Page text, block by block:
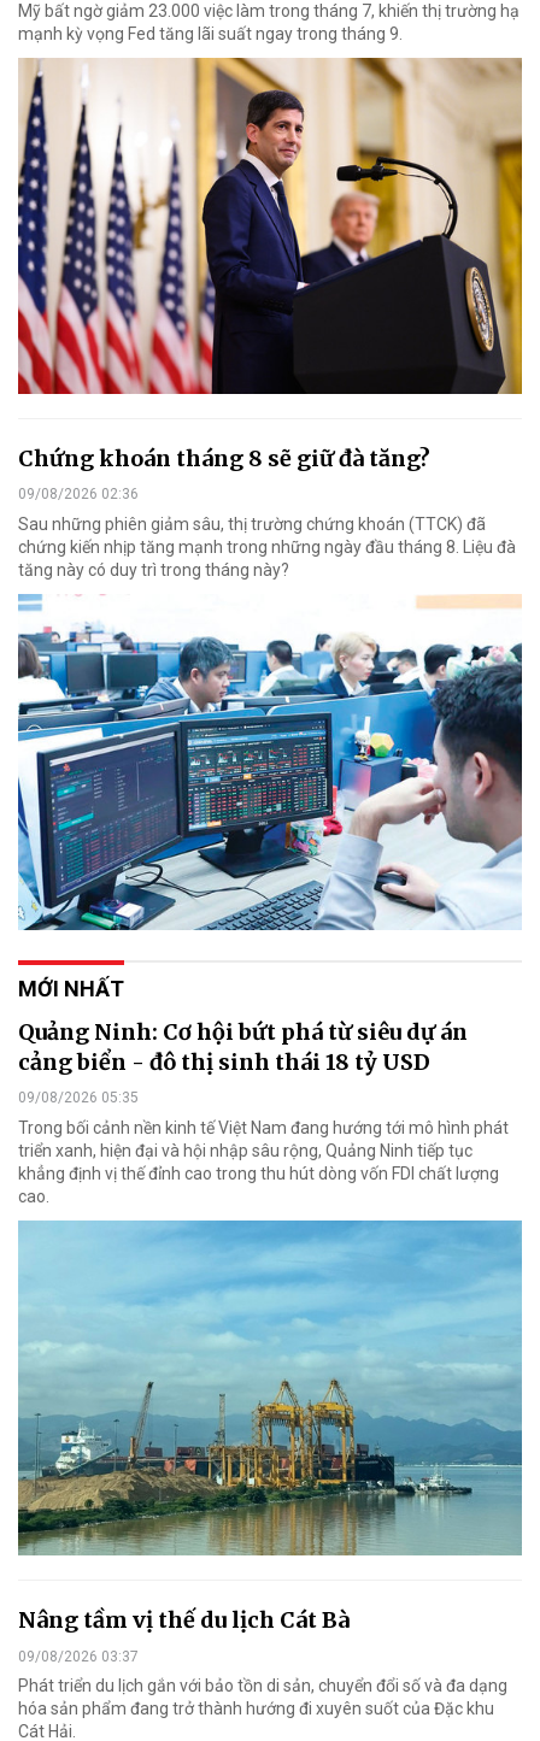
Mỹ bất ngờ giảm 23.000 việc làm trong tháng 7, khiến thị trường hạ
mạnh kỳ vọng Fed tăng lãi suất ngay trong tháng 9.
Chứng khoán tháng 8 sẽ giữ đà tăng?
09/08/2026 02:36
Sau những phiên giảm sâu, thị trường chứng khoán (TTCK) đã
chứng kiến nhịp tăng mạnh trong những ngày đầu tháng 8. Liệu đà
tăng này có duy trì trong tháng này?
MỚI NHẤT
Quảng Ninh: Cơ hội bứt phá từ siêu dự án
cảng biển - đô thị sinh thái 18 tỷ USD
09/08/2026 05:35
Trong bối cảnh nền kinh tế Việt Nam đang hướng tới mô hình phát
triển xanh, hiện đại và hội nhập sâu rộng, Quảng Ninh tiếp tục
khẳng định vị thế đỉnh cao trong thu hút dòng vốn FDI chất lượng
cao.
Nâng tầm vị thế du lịch Cát Bà
09/08/2026 03:37
Phát triển du lịch gắn với bảo tồn di sản, chuyển đổi số và đa dạng
hóa sản phẩm đang trở thành hướng đi xuyên suốt của Đặc khu
Cát Hải.